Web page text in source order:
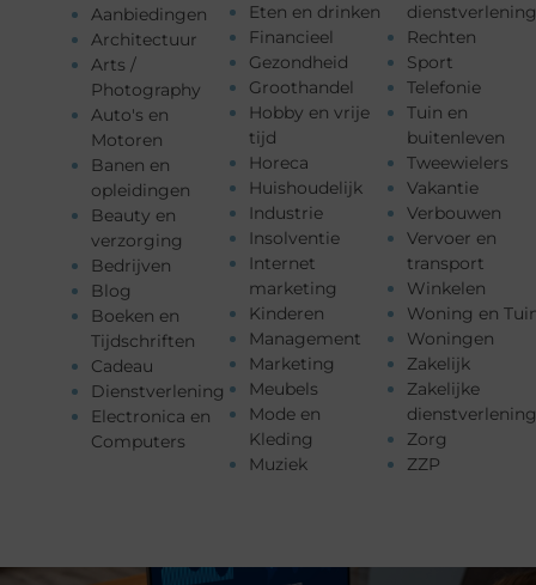
Aanbiedingen
Architectuur
Arts /
Photography
Auto's en
Motoren
Banen en
opleidingen
Beauty en
verzorging
Bedrijven
Blog
Boeken en
Tijdschriften
Cadeau
Dienstverlening
Electronica en
Computers
Eten en drinken
Financieel
Gezondheid
Groothandel
Hobby en vrije
tijd
Horeca
Huishoudelijk
Industrie
Insolventie
Internet
marketing
Kinderen
Management
Marketing
Meubels
Mode en
Kleding
Muziek
Rechten
Sport
Telefonie
Tuin en
buitenleven
Tweewielers
Vakantie
Verbouwen
Vervoer en
transport
Winkelen
Woning en
Woningen
Zakelijk
Zakelijke
Zorg
ZZP